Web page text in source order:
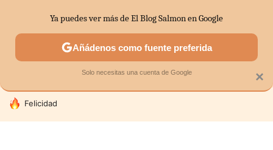
SECTORES ECONOMÍA DOMÉSTICA MERCADOS
HOY SE HABLA DE
Felicidad
×
Ya puedes ver más de El Blog Salmon en Google
Añádenos como fuente preferida
Solo necesitas una cuenta de Google